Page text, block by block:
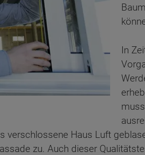
In
verschlossene Haus Luft
zu. Auch dieser